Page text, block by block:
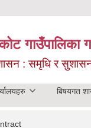
गाउँपालिका
: समृधि र
बिषयगत